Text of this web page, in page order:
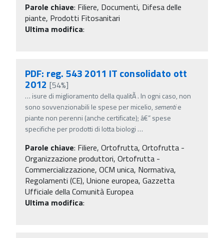
Parole chiave: Filiere, Documenti, Difesa delle
piante, Prodotti Fitosanitari
Ultima modifica:
PDF: reg. 543 2011 IT consolidato ott
2012 [54%]
… isure di miglioramento della qualitÃ . In ogni caso, non
sono sovvenzionabili le spese per micelio, sementie
piante non perenni (anche certificate); â€” spese
specifiche per prodotti di lotta biologi …
Parole chiave: Filiere, Ortofrutta, Ortofrutta -
Organizzazione produttori, Ortofrutta -
Commercializzazione, OCM unica, Normativa,
Regolamenti (CE), Unione europea, Gazzetta
Ufficiale della Comunità Europea
Ultima modifica: